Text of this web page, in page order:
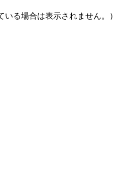
いる場合は表示されません。）